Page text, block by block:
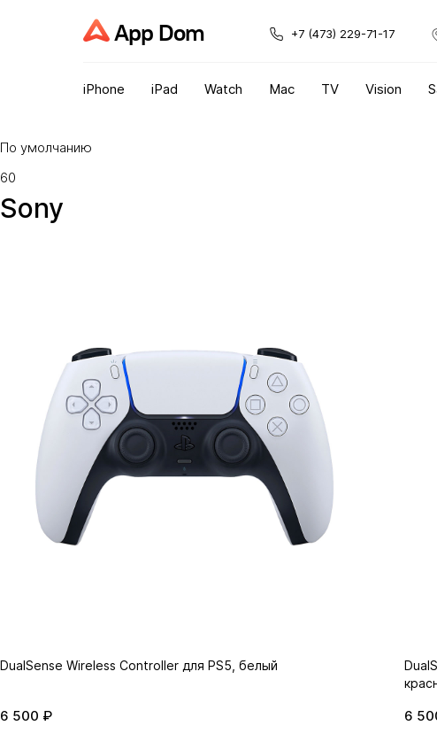
App Dom +7 (473) 229-71-17
iPhone iPad Watch Mac TV Vision
Sony
DualSense Wireless Controller для PS5, белый
6 500 ₽ 6